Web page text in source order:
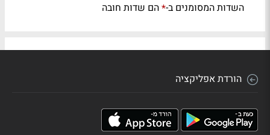
השדות המסומנים ב-*הם שדות חובה
הורדת אפליקציה